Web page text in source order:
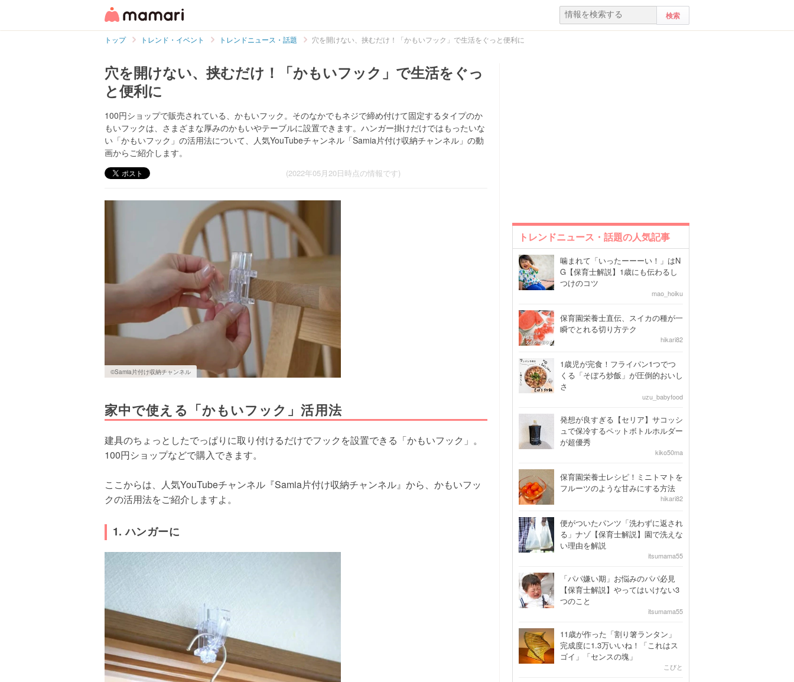
トップ トレンド・イベント トレンドニュース・話題 穴を開けない、挟むだけ！「かもいフック」で生活をぐっと便利に
穴を開けない、挟むだけ！「かもいフック」で生活をぐっ
と便利に
100円ショップで販売されている、かもいフック。そのなかでもネジで締め付けて固定するタイプのか
もいフックは、さまざまな厚みのかもいやテーブルに設置できます。ハンガー掛けだけではもったいな
い「かもいフック」の活用法について、人気YouTubeチャンネル「Samia片付け収納チャンネル」の動
画からご紹介します。
(2022年05月20日時点の情報です)
©Samia片付け収納チャンネル
家中で使える「かもいフック」活用法
建具のちょっとしたでっぱりに取り付けるだけでフックを設置できる「かもいフック」。
100円ショップなどで購入できます。
ここからは、人気YouTubeチャンネル『Samia片付け収納チャンネル』から、かもいフッ
クの活用法をご紹介しますよ。
1. ハンガーに
トレンドニュース・話題の人気記事
噛まれて「いったーーーい！」はN
G【保育士解説】1歳にも伝わるし
つけのコツ
mao_hoiku
保育園栄養士直伝、スイカの種が一
瞬でとれる切り方テク
hikari82
1歳児が完食！フライパン1つでつ
くる「そぼろ炒飯」が圧倒的おいし
さ
uzu_babyfood
発想が良すぎる【セリア】サコッシ
ュで保冷するペットボトルホルダー
が超優秀
kiko50ma
保育園栄養士レシピ！ミニトマトを
フルーツのような甘みにする方法
hikari82
便がついたパンツ「洗わずに返され
る」ナゾ【保育士解説】園で洗えな
い理由を解説
itsumama55
「パパ嫌い期」お悩みのパパ必見
【保育士解説】やってはいけない3
つのこと
itsumama55
11歳が作った「割り箸ランタン」
完成度に1.3万いいね！「これはス
ゴイ」「センスの塊」
こびと